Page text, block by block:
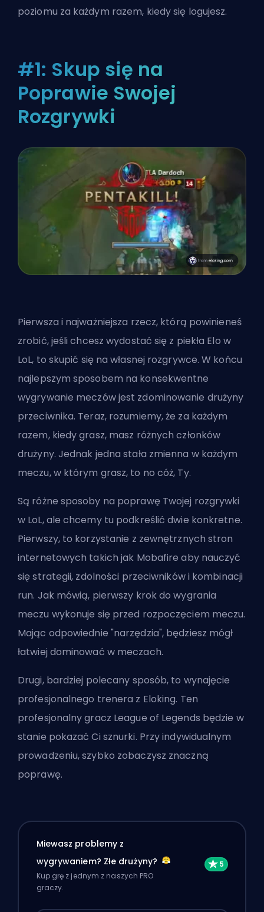
poziomu za każdym razem, kiedy się logujesz.
#1: Skup się na
Poprawie Swojej
Rozgrywki
Pierwsza i najważniejsza rzecz, którą powinieneś
zrobić, jeśli chcesz wydostać się z piekła Elo w
LoL, to skupić się na własnej rozgrywce. W końcu
najlepszym sposobem na konsekwentne
wygrywanie meczów jest zdominowanie drużyny
przeciwnika. Teraz, rozumiemy, że za każdym
razem, kiedy grasz, masz różnych członków
drużyny. Jednak jedna stała zmienna w każdym
meczu, w którym grasz, to no cóż, Ty.
Są różne sposoby na poprawę Twojej rozgrywki
w LoL, ale chcemy tu podkreślić dwie konkretne.
Pierwszy, to korzystanie z zewnętrznych stron
internetowych takich jak Mobafire aby nauczyć
się strategii, zdolności przeciwników i kombinacji
run. Jak mówią, pierwszy krok do wygrania
meczu wykonuje się przed rozpoczęciem meczu.
Mając odpowiednie "narzędzia", będziesz mógł
łatwiej dominować w meczach.
Drugi, bardziej polecany sposób, to wynajęcie
profesjonalnego trenera z Eloking. Ten
profesjonalny gracz League of Legends będzie w
stanie pokazać Ci sznurki. Przy indywidualnym
prowadzeniu, szybko zobaczysz znaczną
poprawę.
Miewasz problemy z
wygrywaniem? Złe drużyny?
Kup grę z jednym z naszych PRO
graczy.